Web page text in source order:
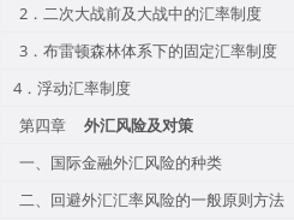
2．二次大战前及大战中的汇率制度
3．布雷顿森林体系下的固定汇率制度
4．浮动汇率制度
第四章
外汇风险及对策
一、国际金融外汇风险的种类
二、回避外汇汇率风险的一般原则方法